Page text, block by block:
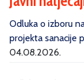
Odluka o izboru
projekta sanacije
04.08.2026.